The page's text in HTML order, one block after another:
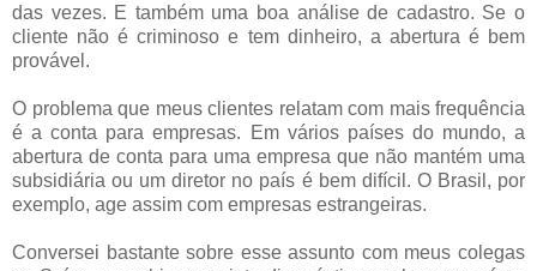
das vezes. E também uma boa análise de cadastro. Se o
cliente não é criminoso e tem dinheiro, a abertura é bem
provável.
O problema que meus clientes relatam com mais frequência
é a conta para empresas. Em vários países do mundo, a
abertura de conta para uma empresa que não mantém uma
subsidiária ou um diretor no país é bem difícil. O Brasil, por
exemplo, age assim com empresas estrangeiras.
Conversei bastante sobre esse assunto com meus colegas